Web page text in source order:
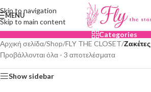
Skip to navigation
Skip to main content
MENU
Categories
Αρχική σελίδα/Shop/FLY THE CLOSET/Ζακέτες
Προβάλλονται όλα - 3 αποτελέσματα
Show sidebar